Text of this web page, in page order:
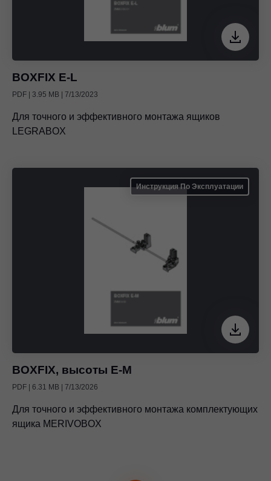
BOXFIX E-L
PDF | 3.95 MB | 7/13/2023
Для точного и эффективного монтажа ящиков
LEGRABOX
Инструкция По Эксплуатации
BOXFIX, высоты E-M
PDF | 6.31 MB | 7/13/2026
Для точного и эффективного монтажа комплектующих
ящика MERIVOBOX